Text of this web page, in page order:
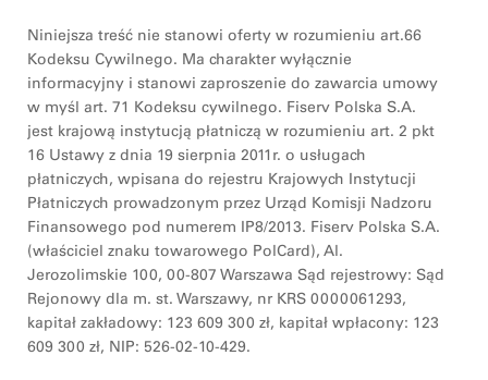
Niniejsza treść nie stanowi oferty w rozumieniu art.66
Kodeksu Cywilnego. Ma charakter wyłącznie
informacyjny i stanowi zaproszenie do zawarcia umowy
w myśl art. 71 Kodeksu cywilnego. Fiserv Polska S.A.
jest krajową instytucją płatniczą w rozumieniu art. 2 pkt
16 Ustawy z dnia 19 sierpnia 2011r. o usługach
płatniczych, wpisana do rejestru Krajowych Instytucji
Płatniczych prowadzonym przez Urząd Komisji Nadzoru
Finansowego pod numerem IP8/2013. Fiserv Polska S.A.
(właściciel znaku towarowego PolCard), Al.
Jerozolimskie 100, 00-807 Warszawa Sąd rejestrowy: Sąd
Rejonowy dla m. st. Warszawy, nr KRS 0000061293,
kapitał zakładowy: 123 609 300 zł, kapitał wpłacony: 123
609 300 zł, NIP: 526-02-10-429.